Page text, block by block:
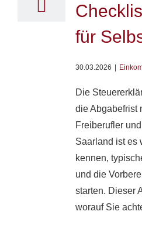
für
30.03.2026 |
Die
die Abgabefrist
Freiberufler
Saarland ist es
kennen,
und die
starten. Dieser
worauf Sie